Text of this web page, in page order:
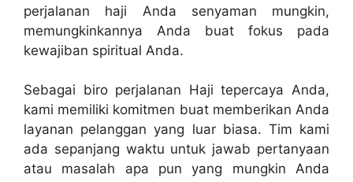
perjalanan haji Anda senyaman mungkin,
memungkinkannya Anda buat fokus pada
kewajiban spiritual Anda.
Sebagai biro perjalanan Haji tepercaya Anda,
kami memiliki komitmen buat memberikan Anda
layanan pelanggan yang luar biasa. Tim kami
ada sepanjang waktu untuk jawab pertanyaan
atau masalah apa pun yang mungkin Anda